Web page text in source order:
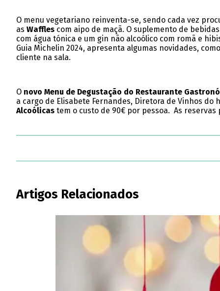
O menu vegetariano reinventa-se, sendo cada vez
as Waffles com aipo de maçã. O suplemento de
com água tónica e um gin não alcoólico com romã e
Guia Michelin 2024, apresenta algumas novidades,
cliente na sala.
O novo Menu de Degustação do Restaurante
a cargo de Elisabete Fernandes, Diretora de Vinhos
Alcoólicastem o custo de 90€ por pessoa. As
Artigos Relacionados